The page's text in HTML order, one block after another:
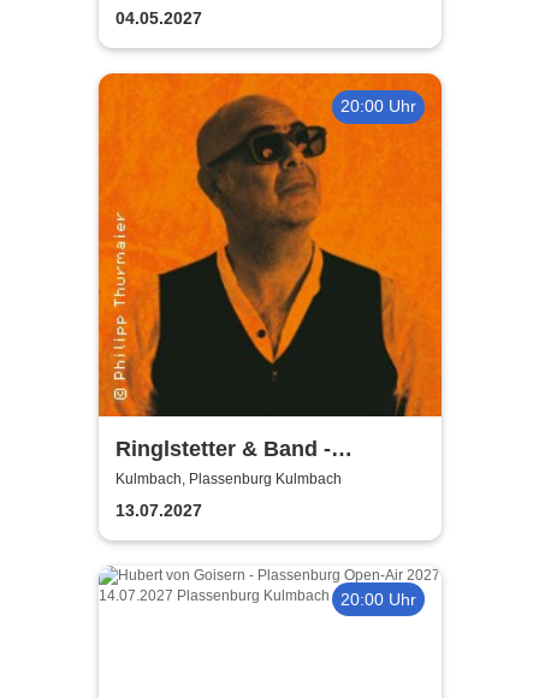
04.05.2027
20:00 Uhr
Ringlstetter & Band -
Bellavista Tour 2027
Kulmbach, Plassenburg Kulmbach
13.07.2027
20:00 Uhr